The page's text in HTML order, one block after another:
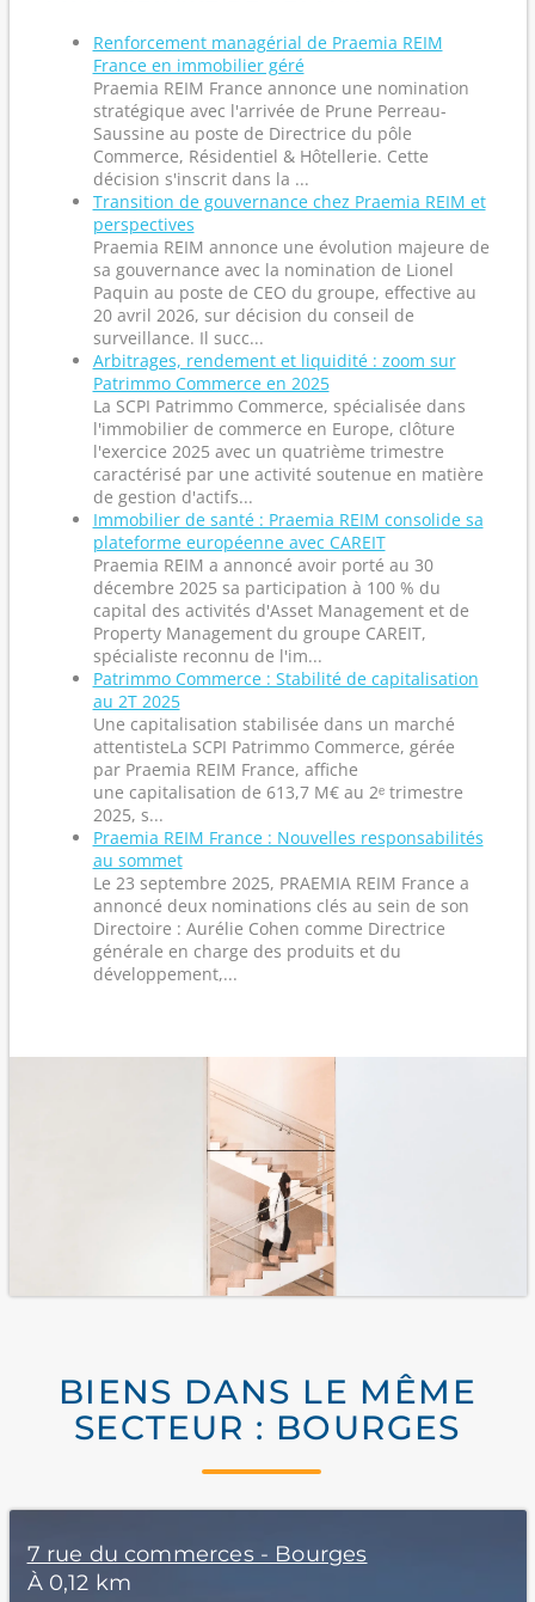
Renforcement managérial de Praemia REIM
France en immobilier géré
Praemia REIM France annonce une nomination
stratégique avec l'arrivée de Prune Perreau-
Saussine au poste de Directrice du pôle
Commerce, Résidentiel & Hôtellerie. Cette
décision s'inscrit dans la ...
Transition de gouvernance chez Praemia REIM et
perspectives
Praemia REIM annonce une évolution majeure de
sa gouvernance avec la nomination de Lionel
Paquin au poste de CEO du groupe, effective au
20 avril 2026, sur décision du conseil de
surveillance. Il succ...
Arbitrages, rendement et liquidité : zoom sur
Patrimmo Commerce en 2025
La SCPI Patrimmo Commerce, spécialisée dans
l'immobilier de commerce en Europe, clôture
l'exercice 2025 avec un quatrième trimestre
caractérisé par une activité soutenue en matière
de gestion d'actifs...
Immobilier de santé : Praemia REIM consolide sa
plateforme européenne avec CAREIT
Praemia REIM a annoncé avoir porté au 30
décembre 2025 sa participation à 100 % du
capital des activités d'Asset Management et de
Property Management du groupe CAREIT,
spécialiste reconnu de l'im...
Patrimmo Commerce : Stabilité de capitalisation
au 2T 2025
Une capitalisation stabilisée dans un marché
attentisteLa SCPI Patrimmo Commerce, gérée
par Praemia REIM France, affiche
une capitalisation de 613,7 M€ au 2ᵉ trimestre
2025, s...
Praemia REIM France : Nouvelles responsabilités
au sommet
Le 23 septembre 2025, PRAEMIA REIM France a
annoncé deux nominations clés au sein de son
Directoire : Aurélie Cohen comme Directrice
générale en charge des produits et du
développement,...
BIENS DANS LE MÊME
SECTEUR : BOURGES
7 rue du commerces - Bourges
À 0,12 km